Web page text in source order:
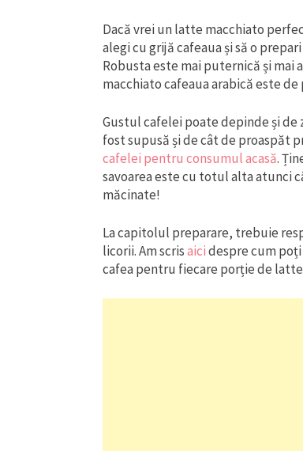
Dacă vrei un latte macchiato
alegi cu grijă cafeaua și să o
Robusta este mai puternică și mai
macchiato cafeaua arabică este
Gustul cafelei poate depinde și de
fost supusă și de cât de proaspăt
cafelei pentru consumul acasă.
savoarea este cu totul alta atunci
măcinate!
La capitolul preparare, trebuie
licorii. Am scrisaicidespre cum poți
cafea pentru fiecare porție de